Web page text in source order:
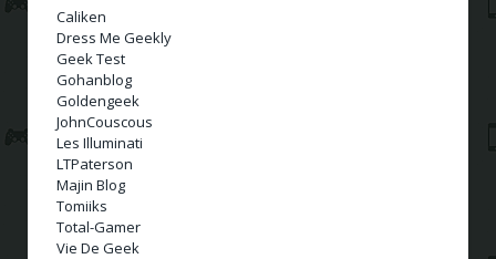
Caliken
Dress Me Geekly
Geek Test
Gohanblog
Goldengeek
JohnCouscous
Les Illuminati
LTPaterson
Majin Blog
Tomiiks
Total-Gamer
Vie De Geek